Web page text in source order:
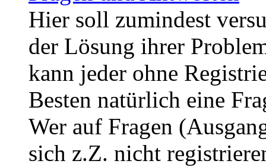
Fragen und Antworten
Hier soll zumindest
der Lösung ihrer
kann jeder ohne
Besten natürlich eine
Wer auf Fragen